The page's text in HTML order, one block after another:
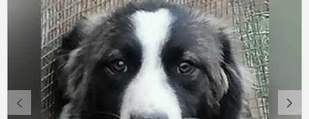
hübsche Dame zu finden. Alma reist komplett
geimpft, gechipt, kastriert, mehrfach entwurmt mit
Spot on und Tracespapieren ins neue Zuhause. Bei
ernsthaften Interesse an einer Adoption, füllen Sie
bitte über folgenden Link das Kontaktformular für
Alma aus. https://www.hundefairmittlung-
rumaenien.com/Infos-Adoption/Fragebogen-fuer-
Adoption-und-
Pflegestelle/index.php/
c d